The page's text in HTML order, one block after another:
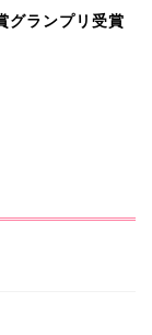
グランプリ受賞